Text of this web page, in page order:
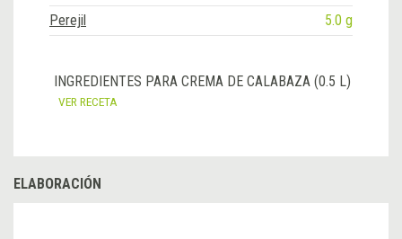
Perejil
5.0 g
INGREDIENTES PARA CREMA DE CALABAZA (0.5 L)
VER RECETA
ELABORACIÓN